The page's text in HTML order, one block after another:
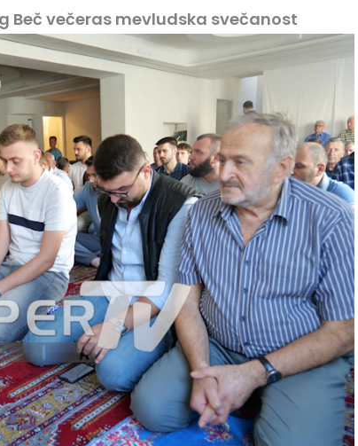
Beč večeras mevludska svečanost